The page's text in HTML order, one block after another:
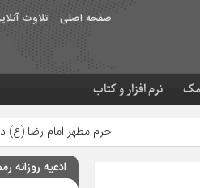
صفحه اصلی تلاوت
نرم افزار و کتاب
مطهر امام رضا (ع) در لحظه تحویل سال
ادعیه روزانه